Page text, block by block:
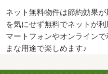
ネット無料物件は節約効果
を気にせず無料でネットが
マートフォンやオンライン
まな用途で楽しめます♪